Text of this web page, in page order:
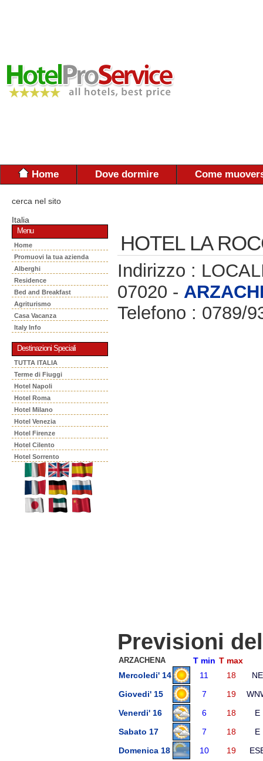
Home Dove dormire Come
cerca nel sito
Italia
Menu
Home
Promuovi la tua azienda
Alberghi
Residence
Bed and Breakfast
Agriturismo
Casa Vacanza
Italy Info
Destinazioni Speciali
TUTTA ITALIA
Terme di Fiuggi
Hotel Napoli
Hotel Roma
Hotel Milano
Hotel Venezia
Hotel Firenze
Hotel Cilento
Hotel Sorrento
HOTEL LA
Indirizzo :
07020 -
Telefono : 0789/
Previsioni
ARZACHENA T min T max
Mercoledi' 14
11 18
NE
Giovedi' 15
7 19
Venerdi' 16
6 18
E
Sabato 17
7 18
E
Domenica 18
10 19